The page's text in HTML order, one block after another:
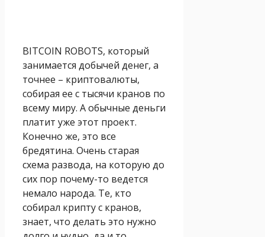
BITCOIN ROBOTS, который
занимается добычей денег, а
точнее – криптовалюты,
собирая ее с тысячи кранов по
всему миру. А обычные деньги
платит уже этот проект.
Конечно же, это все
бредятина. Очень старая
схема развода, на которую до
сих пор почему-то ведется
немало народа. Те, кто
собирал крипту с кранов,
знает, что делать это нужно